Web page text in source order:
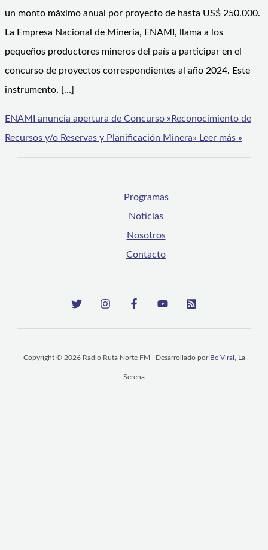
un monto máximo anual por proyecto de hasta US$ 250.000.
La Empresa Nacional de Minería, ENAMI, llama a los
pequeños productores mineros del país a participar en el
concurso de proyectos correspondientes al año 2024. Este
instrumento, […]
ENAMI anuncia apertura de Concurso »Reconocimiento de
Recursos y/o Reservas y Planificación Minera» Leer más »
Programas
Noticias
Nosotros
Contacto
Copyright © 2026 Radio Ruta Norte FM | Desarrollado por Be Viral , La
Serena